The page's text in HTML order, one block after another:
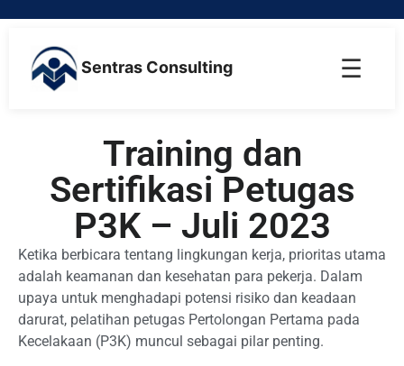
Sentras Consulting ☰
Training dan
Sertifikasi Petugas
P3K – Juli 2023
Ketika berbicara tentang lingkungan kerja, prioritas utama
adalah keamanan dan kesehatan para pekerja. Dalam
upaya untuk menghadapi potensi risiko dan keadaan
darurat, pelatihan petugas Pertolongan Pertama pada
Kecelakaan (P3K) muncul sebagai pilar penting.